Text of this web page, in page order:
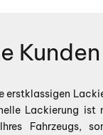
erstklassigen
Lackierung
Fahrzeugs,